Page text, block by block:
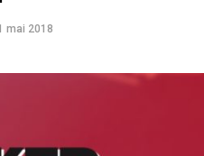
mai 2018